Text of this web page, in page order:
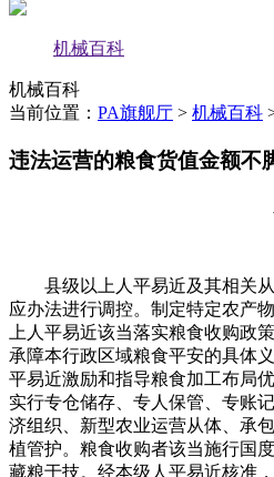
机械百科
机械百科
当前位置： PA旗舰厅 > 机械百科
违法运营的粮食货值金额不
县级以上人平易近及其相关从
应办法进行调控。制定特定农产
上人平易近该当落实粮食收购政
承障本行政区域粮食平安的具体
平易近激励和指导粮食加工布局
实行专仓储存、专人保管、专账
济组织、新型农业运营从体、承
植管护。粮食收购者该当施行国
藏粮于技。经本级人平易近核准